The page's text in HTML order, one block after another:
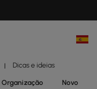
| Dicas e ideias
Organização Novo